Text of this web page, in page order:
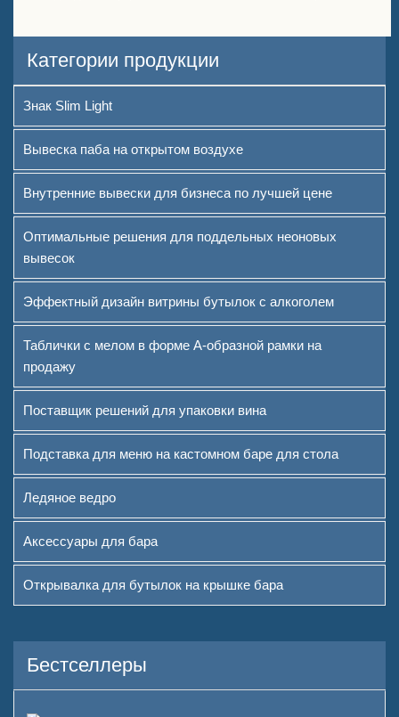
Категории продукции
Знак Slim Light
Вывеска паба на открытом воздухе
Внутренние вывески для бизнеса по лучшей цене
Оптимальные решения для поддельных неоновых
вывесок
Эффектный дизайн витрины бутылок с алкоголем
Таблички с мелом в форме А-образной рамки на
продажу
Поставщик решений для упаковки вина
Подставка для меню на кастомном баре для стола
Ледяное ведро
Аксессуары для бара
Открывалка для бутылок на крышке бара
Бестселлеры